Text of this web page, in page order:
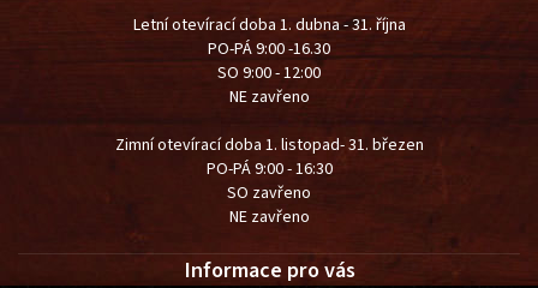
Letní otevírací doba 1. dubna - 31. října
PO-PÁ 9:00 -16.30
SO 9:00 - 12:00
NE zavřeno
Zimní otevírací doba 1. listopad- 31. březen
PO-PÁ 9:00 - 16:30
SO zavřeno
NE zavřeno
Informace pro vás